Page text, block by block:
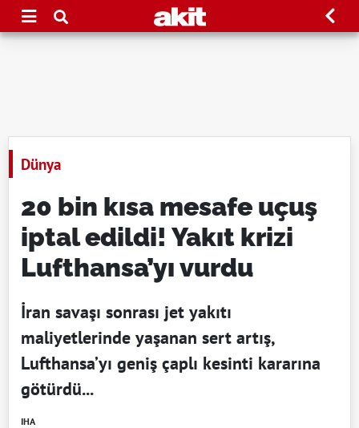
Dünya
20 bin kısa mesafe uçuş
iptal edildi! Yakıt krizi
Lufthansa’yı vurdu
İran savaşı sonrası jet yakıtı
maliyetlerinde yaşanan sert artış,
Lufthansa’yı geniş çaplı kesinti kararına
götürdü...
IHA